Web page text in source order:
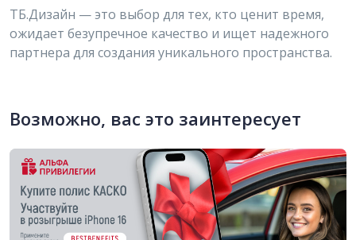
ТБ.Дизайн — это выбор для тех, кто ценит время,
ожидает безупречное качество и ищет надежного
партнера для создания уникального пространства.
Возможно, вас это заинтересует